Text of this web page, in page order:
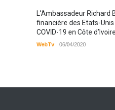
L'Ambassadeur Richard
financière des Etats-
COVID-19 en Côte d’Ivoire.
WebTv 06/04/2020